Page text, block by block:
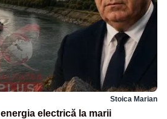
Stoica Marian
electrică la marii